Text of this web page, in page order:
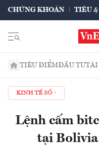
CHỨNG KHOÁN TIÊU
TIÊU ĐIỂMĐẦU TƯTÀI
KINH TẾ SỐ
Lệnh cấm
tại Bolivia